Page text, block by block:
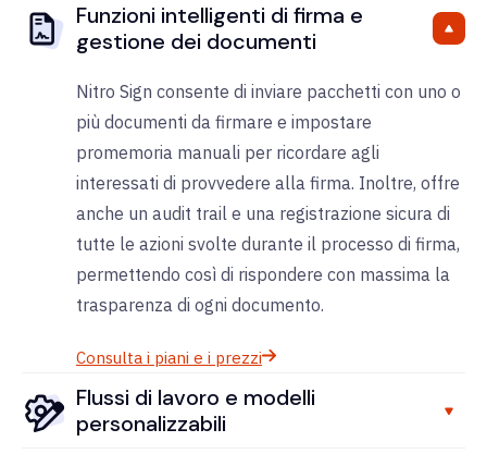
Funzioni intelligenti di firma e
gestione dei documenti
Nitro Sign consente di inviare pacchetti con uno o
più documenti da firmare e impostare
promemoria manuali per ricordare agli
interessati di provvedere alla firma. Inoltre, offre
anche un audit trail e una registrazione sicura di
tutte le azioni svolte durante il processo di firma,
permettendo così di rispondere con massima la
trasparenza di ogni documento.
Consulta i piani e i prezzi
Flussi di lavoro e modelli
personalizzabili